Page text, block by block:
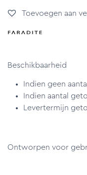
Toevoegen aan
Beschikbaarheid
Indien geen
Indien aantal
Levertermijn
Ontworpen voor